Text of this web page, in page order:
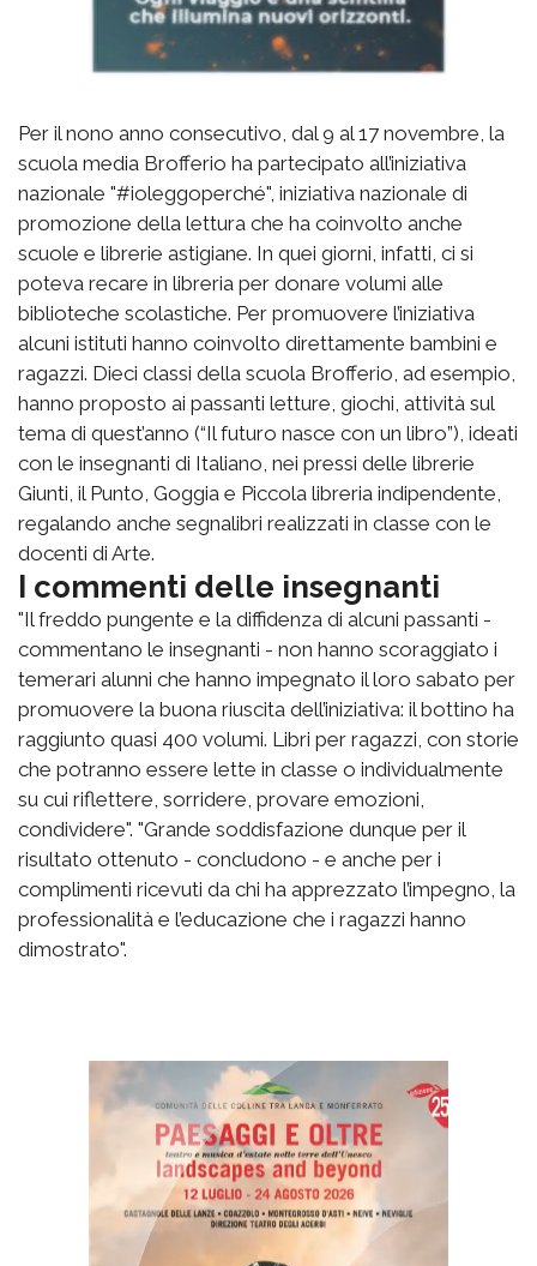
Per il nono anno consecutivo, dal 9 al 17 novembre, la
scuola media Brofferio ha partecipato all’iniziativa
nazionale "#ioleggoperché", iniziativa nazionale di
promozione della lettura che ha coinvolto anche
scuole e librerie astigiane. In quei giorni, infatti, ci si
poteva recare in libreria per donare volumi alle
biblioteche scolastiche. Per promuovere l’iniziativa
alcuni istituti hanno coinvolto direttamente bambini e
ragazzi. Dieci classi della scuola Brofferio, ad esempio,
hanno proposto ai passanti letture, giochi, attività sul
tema di quest’anno (“Il futuro nasce con un libro”), ideati
con le insegnanti di Italiano, nei pressi delle librerie
Giunti, il Punto, Goggia e Piccola libreria indipendente,
regalando anche segnalibri realizzati in classe con le
docenti di Arte.
I commenti delle insegnanti
"Il freddo pungente e la diffidenza di alcuni passanti -
commentano le insegnanti - non hanno scoraggiato i
temerari alunni che hanno impegnato il loro sabato per
promuovere la buona riuscita dell’iniziativa: il bottino ha
raggiunto quasi 400 volumi. Libri per ragazzi, con storie
che potranno essere lette in classe o individualmente
su cui riflettere, sorridere, provare emozioni,
condividere". "Grande soddisfazione dunque per il
risultato ottenuto - concludono - e anche per i
complimenti ricevuti da chi ha apprezzato l’impegno, la
professionalità e l’educazione che i ragazzi hanno
dimostrato".